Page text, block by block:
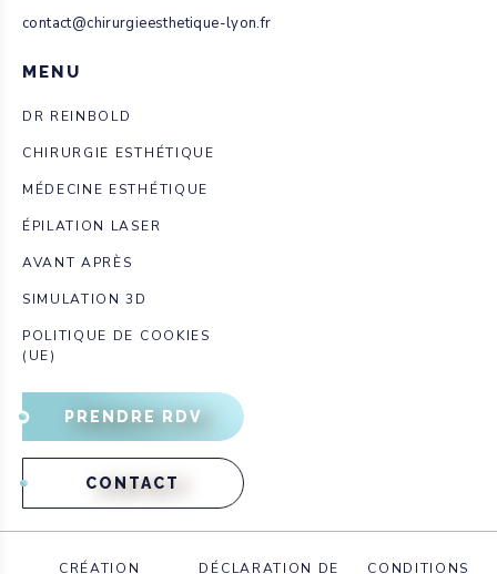
contact@chirurgieesthetique-lyon.fr
MENU
DR REINBOLD
CHIRURGIE ESTHÉTIQUE
MÉDECINE ESTHÉTIQUE
ÉPILATION LASER
AVANT APRÈS
SIMULATION 3D
POLITIQUE DE COOKIES
(UE)
PRENDRE RDV
CONTACT
CRÉATION DÉCLARATION DE CONDITIONS